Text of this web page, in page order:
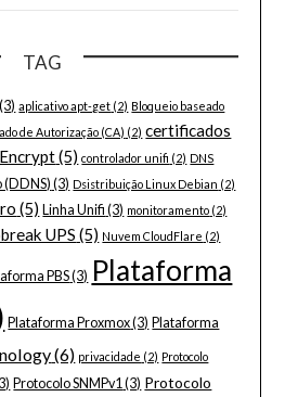
TAG
(3) aplicativo apt-get (2) Bloqueio baseado
de Autorização (CA) (2) certificados
(5) controlador unifi (2) DNS
(DDNS)(3) Dsistribuição Linux Debian (2)
(5) Linha Unifi (3) monitoramento (2)
UPS (5) Nuvem CloudFlare (2)
PBS(3) Plataforma
Plataforma Proxmox(3) Plataforma
(6) privacidade (2) Protocolo
Protocolo SNMPv1 (3) Protocolo